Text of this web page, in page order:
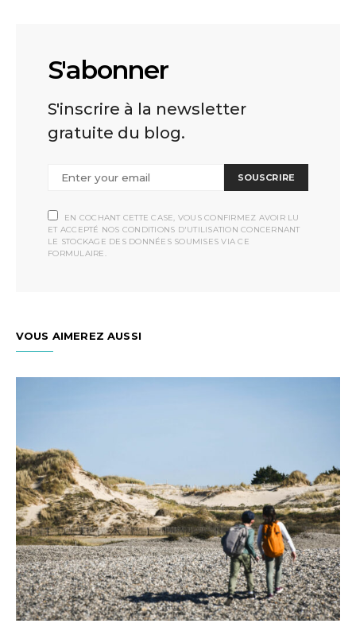
S'abonner
S'inscrire à la newsletter
gratuite du blog.
SOUSCRIRE
EN COCHANT CETTE CASE, VOUS CONFIRMEZ AVOIR LU
ET ACCEPTÉ NOS CONDITIONS D'UTILISATION CONCERNANT
LE STOCKAGE DES DONNÉES SOUMISES VIA CE
FORMULAIRE.
VOUS AIMEREZ AUSSI